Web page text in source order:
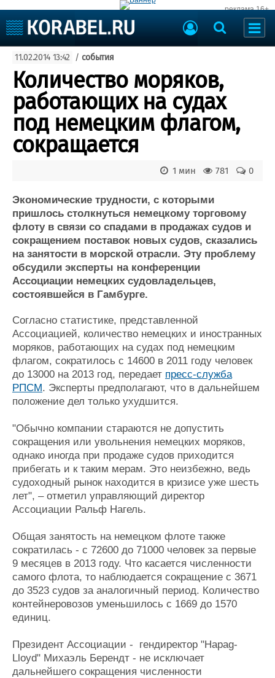
реклама 16+
Судоходство
Судоремонт
События
Пресс-релизы
Порты
Рыболовство
ВМФ
Образование
Яхты и катера
Еще
Пульс
Новости
Компании
Репутация
Работа
Крюинг
Журнал
Реклама
Доска объявлений
Продажа флота
Оборудование
Изделия
Материалы
Услуги
Конференции
Выставки и семинары
Личности
Словарь
Флот
Галерея флота
Форум
Отзывы
Все службы
11.02.2014 13:42 / события
Количество моряков,
работающих на судах
под немецким флагом,
сокращается
0
781
1 мин
Экономические трудности, с которыми
пришлось столкнуться немецкому торговому
флоту в связи со спадами в продажах судов и
сокращением поставок новых судов, сказались
на занятости в морской отрасли. Эту проблему
обсудили эксперты на конференции
Ассоциации немецких судовладельцев,
состоявшейся в Гамбурге.
Согласно статистике, представленной
Ассоциацией, количество немецких и иностранных
моряков, работающих на судах под немецким
флагом, сократилось с 14600 в 2011 году человек
до 13000 на 2013 год, передает пресс-служба
РПСМ. Эксперты предполагают, что в дальнейшем
положение дел только ухудшится.
"Обычно компании стараются не допустить
сокращения или увольнения немецких моряков,
однако иногда при продаже судов приходится
прибегать и к таким мерам. Это неизбежно, ведь
судоходный рынок находится в кризисе уже шесть
лет", – отметил управляющий директор
Ассоциации Ральф Нагель.
Общая занятость на немецком флоте также
сократилась - с 72600 до 71000 человек за первые
9 месяцев в 2013 году. Что касается численности
самого флота, то наблюдается сокращение с 3671
до 3523 судов за аналогичный период. Количество
контейнеровозов уменьшилось с 1669 до 1570
единиц.
Президент Ассоциации - гендиректор "Hapag-
Lloyd" Михаэль Берендт - не исключает
дальнейшего сокращения численности